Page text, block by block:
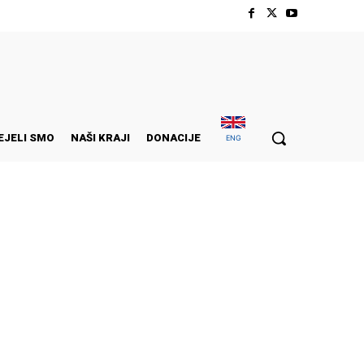
SMO NAŠI KRAJI DONACIJE ENG